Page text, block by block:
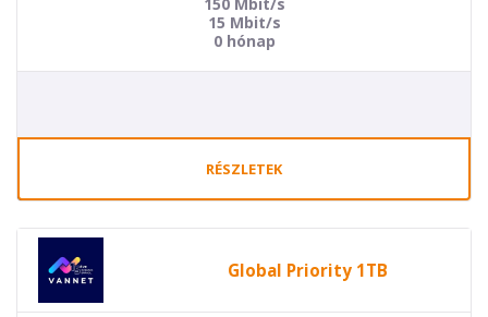
15 Mbit/s
0 hónap
RÉSZLETEK
Global Priority 1TB